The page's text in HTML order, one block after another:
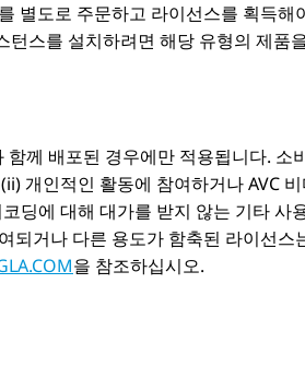
별도로 주문하고 라이선스를 획득
턴스를 설치하려면 해당 유형의 제품
함께 배포된 경우에만 적용됩니다.
개인적인 활동에 참여하거나 AVC
딩에 대해 대가를 받지 않는 기타
되거나 다른 용도가 함축된 라이선스
을 참조하십시오.